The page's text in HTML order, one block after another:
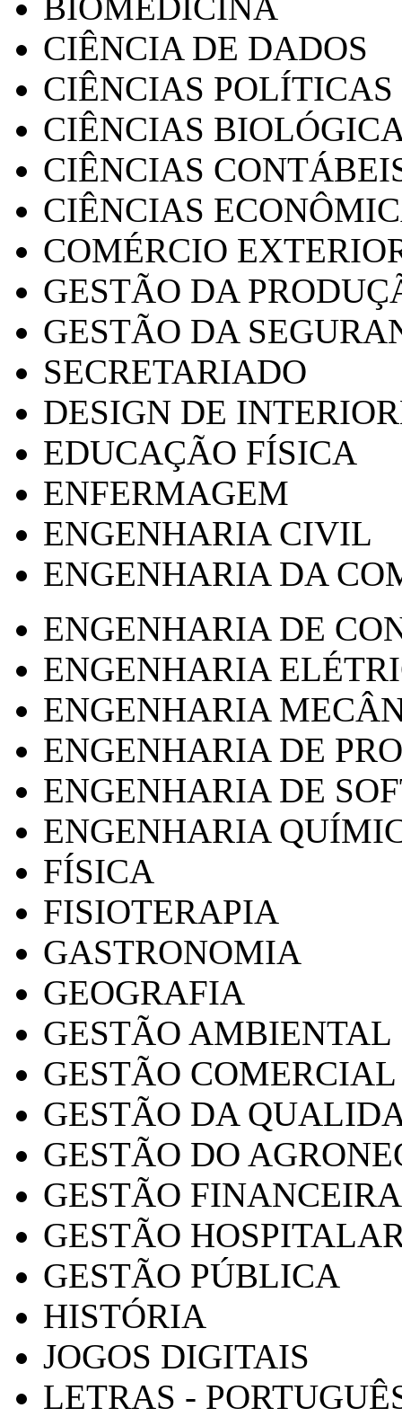
CIÊNCIA DE DADOS
CIÊNCIAS POLÍTICAS
CIÊNCIAS
CIÊNCIAS
CIÊNCIAS
COMÉRCIO
GESTÃO DA
GESTÃO DA
SECRETARIADO
DESIGN DE
EDUCAÇÃO FÍSICA
ENFERMAGEM
ENGENHARIA CIVIL
ENGENHARIA DA
ENGENHARIA DE
ENGENHARIA
ENGENHARIA
ENGENHARIA DE
ENGENHARIA DE
ENGENHARIA
FÍSICA
FISIOTERAPIA
GASTRONOMIA
GEOGRAFIA
GESTÃO AMBIENTAL
GESTÃO COMERCIAL
GESTÃO DA
GESTÃO DO
GESTÃO FINANCEIRA
GESTÃO
GESTÃO PÚBLICA
HISTÓRIA
JOGOS DIGITAIS
LETRAS -